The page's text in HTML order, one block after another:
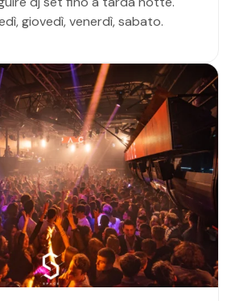
giovedì, venerdì, sabato.